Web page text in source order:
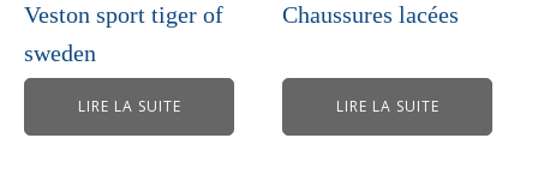
Veston sport tiger of
sweden
LIRE LA SUITE
Chaussures lacées
LIRE LA SUITE